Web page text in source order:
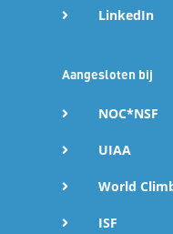
LinkedIn
Aangesloten bij
NOC*NSF
UIAA
World
ISF